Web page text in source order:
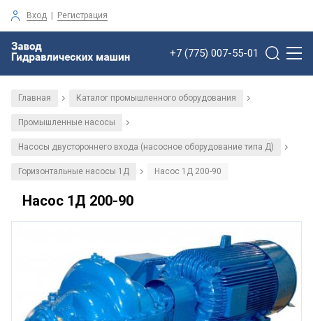
Вход | Регистрация
+7 (775) 007-55-01
Главная / Каталог промышленного оборудования /
Промышленные насосы /
Насосы двустороннего входа (насосное оборудование типа Д) /
Горизонтальные насосы 1Д / Насос 1Д 200-90
Насос 1Д 200-90